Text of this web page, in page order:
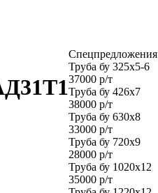
Спецпредложения
Труба бу 325х5-6
37000 р/т
Труба бу 426х7
38000 р/т
Труба бу 630х8
33000 р/т
Труба бу 720х9
28000 р/т
Труба бу 1020х12
35000 р/т